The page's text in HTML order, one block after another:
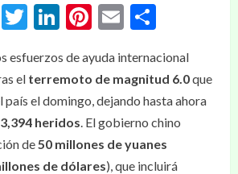
Messenger
Twitter
LinkedIn
Pinterest
Email
esfuerzos de ayuda internacional
el terremoto de magnitud 6.0que
país el domingo, dejando hasta ahora
heridos. El gobierno chino
de50 millones de yuanes
de dólares), que incluirá